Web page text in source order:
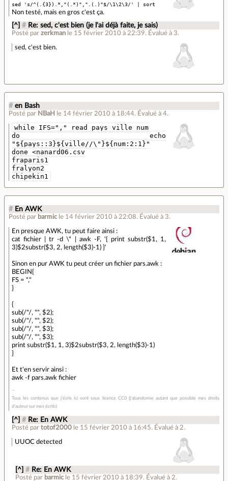
sed 's/^(.{3}).*,"(.*)",".(.)"$/\1\2\3/' | sort
Non testé, mais en gros c'est ça.
[^] # Re: sed, c'est bien (je l'ai déjà faite, je sais)
Posté parzerkman le 15 février 2010 à 22:39. Évalué à 3.
sed, c'est bien.
# en Bash
Posté par NBaH le 14 février 2010 à 18:44. Évalué à 4.
while IFS="," read pays ville num
do echo
"${pays::3}${ville//\"}${num:2:1}"
done <nanard06.csv
fraparis1
fralyon2
chipekin1
# En AWK
Posté par barmic le 14 février 2010 à 22:08. Évalué à 3.
En presque AWK, tu peut faire ainsi :
cat fichier | tr -d \" | awk -F, '{ print substr($1, 1,
3)$2substr($3, 2, length($3)-1) }'
Sinon en pur AWK tu peut créer un fichier pars.awk :
BEGIN{
FS = ","
}
{
sub(/"/, "", $2);
sub(/"/, "", $2);
sub(/"/, "", $3);
sub(/"/, "", $3);
print substr($1, 1, 3)$2substr($3, 2, length($3)-1)
}
Et t'en servir ainsi :
awk -f pars.awk fichier
Tous les contenus que j'écris ici sont sous licence CC0 (j'abandonne autant que possible mes droits
d'auteur sur mes écrits)
[^] # Re: En AWK
Posté partotof2000 le 15 février 2010 à 16:45. Évalué à 2.
UUOC detected
[^] # Re: En AWK
Posté par barmic le 15 février 2010 à 18:39. Évalué à 2.